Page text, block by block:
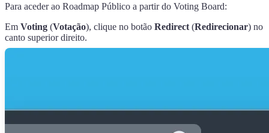
Para aceder ao Roadmap Público a partir do Voting Board:
Em Voting (Votação), clique no botão Redirect (Redirecionar) no
canto superior direito.